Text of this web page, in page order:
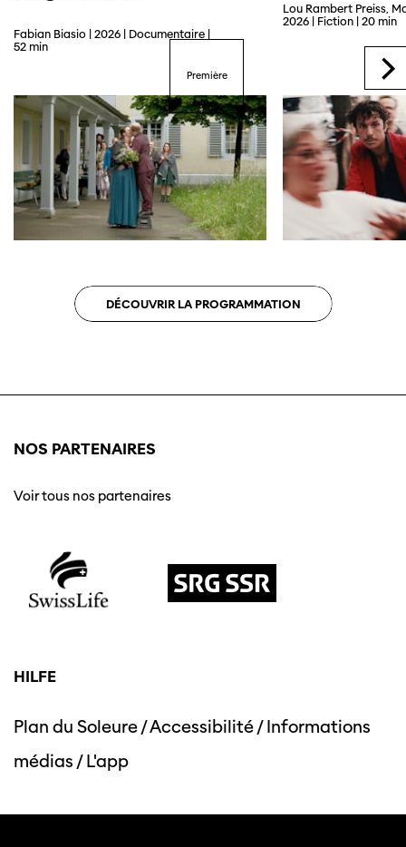
DÉCOUVRIR LA PROGRAMMATION
Fabian Biasio | 2026 | Documentaire |
52 min
Première
Lou Rambert Preiss,
2026 | Fiction | 20 min
NOS PARTENAIRES
Voir tous nos partenaires
HILFE
Plan du Soleure/Accessibilité/Informations
médias /L'app